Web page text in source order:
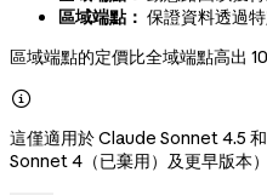
區域端點： 保證資料透過
區域端點的定價比全域端點高出

這僅適用於 Claude Sonnet 4.5
Sonnet 4（已棄用）及更早版本